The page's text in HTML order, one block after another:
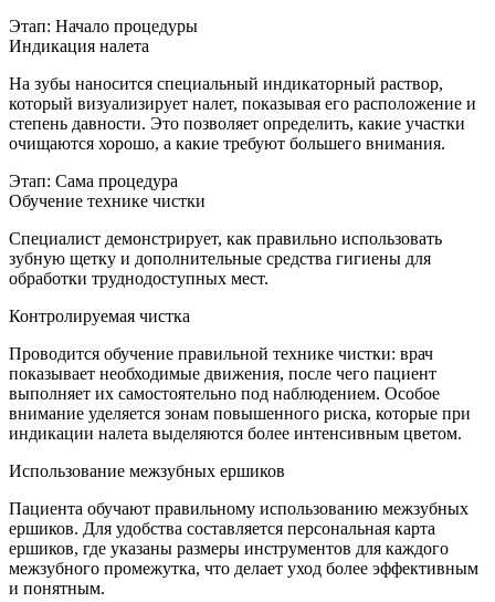
Этап: Начало процедуры
Индикация налета
На зубы наносится специальный индикаторный раствор,
который визуализирует налет, показывая его расположение и
степень давности. Это позволяет определить, какие участки
очищаются хорошо, а какие требуют большего внимания.
Этап: Сама процедура
Обучение технике чистки
Специалист демонстрирует, как правильно использовать
зубную щетку и дополнительные средства гигиены для
обработки труднодоступных мест.
Контролируемая чистка
Проводится обучение правильной технике чистки: врач
показывает необходимые движения, после чего пациент
выполняет их самостоятельно под наблюдением. Особое
внимание уделяется зонам повышенного риска, которые при
индикации налета выделяются более интенсивным цветом.
Использование межзубных ершиков
Пациента обучают правильному использованию межзубных
ершиков. Для удобства составляется персональная карта
ершиков, где указаны размеры инструментов для каждого
межзубного промежутка, что делает уход более эффективным
и понятным.